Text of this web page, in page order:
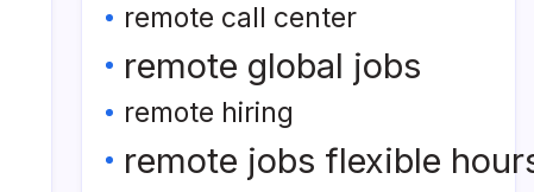
remote call center
remote global jobs
remote hiring
remote jobs flexible